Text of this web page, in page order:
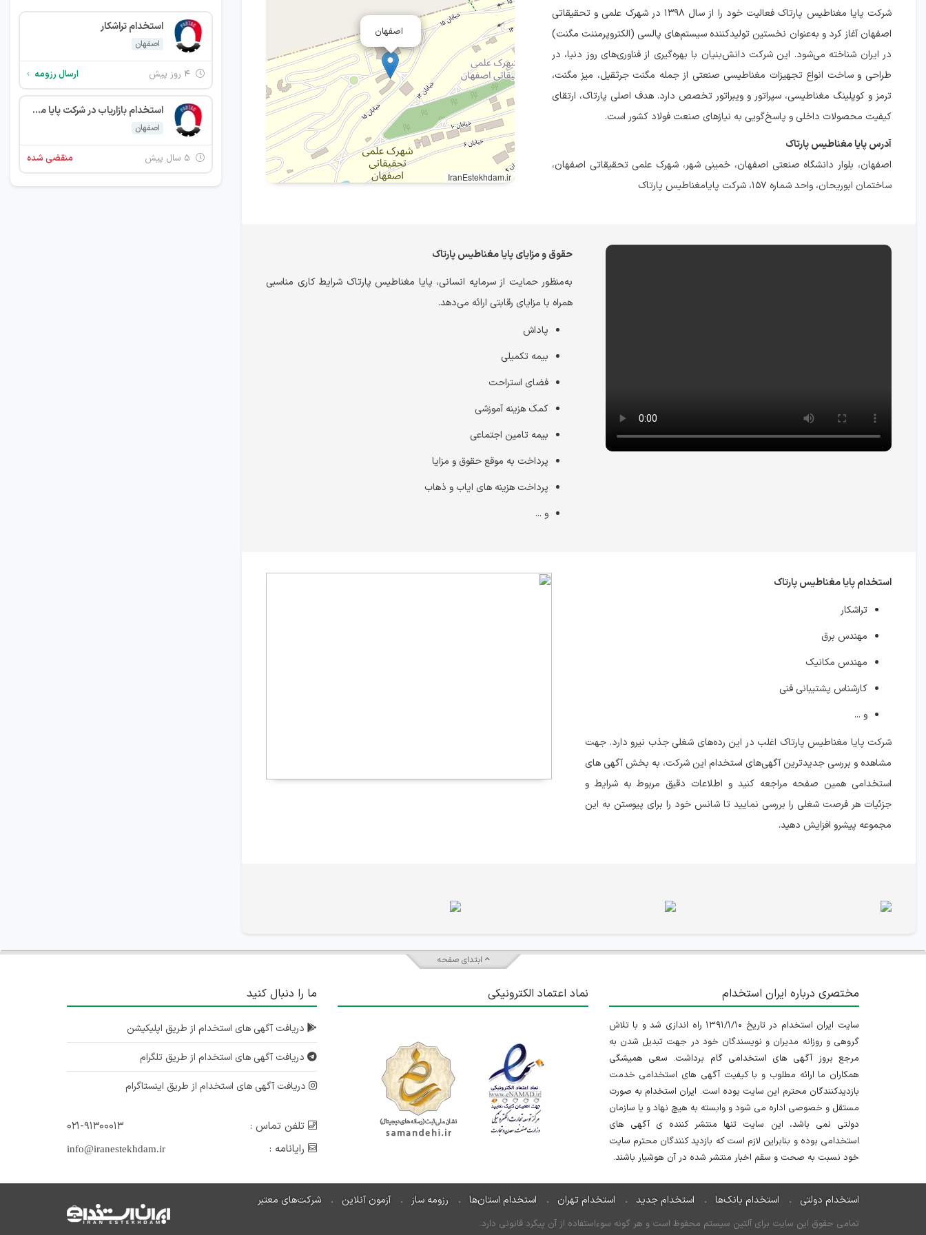
شرکت پایا مغناطیس پارتاک فعالیت خود را از سال ۱۳۹۸ در شهرک علمی و تحقیقاتی
اصفهان آغاز کرد و به‌عنوان نخستین تولیدکننده سیستم‌های پالسی (الکتروپرمننت مگنت)
در ایران شناخته می‌شود. این شرکت دانش‌بنیان با بهره‌گیری از فناوری‌های روز دنیا، در
طراحی و ساخت انواع تجهیزات مغناطیسی صنعتی از جمله مگنت جرثقیل، میز مگنت،
ترمز و کوپلینگ مغناطیسی، سپراتور و ویبراتور تخصص دارد. هدف اصلی پارتاک، ارتقای
کیفیت محصولات داخلی و پاسخ‌گویی به نیازهای صنعت فولاد کشور است.
آدرس پایا مغناطیس پارتاک
اصفهان، بلوار دانشگاه صنعتی اصفهان، خمینی شهر، شهرک علمی تحقیقاتی اصفهان،
ساختمان ابوریحان، واحد شماره ۱۵۷، شرکت پایامغناطیس پارتاک
اصفهان
IranEstekhdam.ir
حقوق و مزایای پایا مغناطیس پارتاک
به‌منظور حمایت از سرمایه انسانی، پایا مغناطیس پارتاک شرایط کاری مناسبی
همراه با مزایای رقابتی ارائه می‌دهد.
پاداش
بیمه تکمیلی
فضای استراحت
کمک هزینه آموزشی
بیمه تامین اجتماعی
پرداخت به موقع حقوق و مزایا
پرداخت هزینه های ایاب و ذهاب
و ...
استخدام پایا مغناطیس پارتاک
تراشکار
مهندس برق
مهندس مکانیک
کارشناس پشتیبانی فنی
و ...
شرکت پایا مغناطیس پارتاک اغلب در این رده‌های شغلی جذب نیرو دارد. جهت
مشاهده و بررسی جدیدترین آگهی‌های استخدام این شرکت، به بخش آگهی های
استخدامی همین صفحه مراجعه کنید و اطلاعات دقیق مربوط به شرایط و
جزئیات هر فرصت شغلی را بررسی نمایید تا شانس خود را برای پیوستن به این
مجموعه پیشرو افزایش دهید.
استخدام تراشکار
اصفهان
ارسال رزومه
استخدام بازاریاب در شرکت پایا مغناطیس پارتاک در اصفهان
اصفهان
منقضی شده
ابتدای صفحه
مختصری درباره ایران استخدام
سایت ایران استخدام در تاریخ ۱۳۹۱/۱/۱۰ راه اندازی شد و با تلاش
گروهی و روزانه مدیران و نویسندگان خود در جهت تبدیل شدن به
مرجع بروز آگهی های استخدامی گام برداشت. سعی همیشگی
همکاران ما ارائه مطلوب و با کیفیت آگهی های استخدامی خدمت
بازدیدکنندگان محترم این سایت بوده است. ایران استخدام به صورت
مستقل و خصوصی اداره می شود و وابسته به هیچ نهاد و یا سازمان
دولتی نمی باشد، این سایت تنها منتشر کننده ی آگهی های
استخدامی بوده و بنابراین لازم است که بازدید کنندگان محترم سایت
خود نسبت به صحت و سقم اخبار منتشر شده در آن هوشیار باشند.
نماد اعتماد الکترونیکی ما را دنبال کنید
دریافت آگهی های استخدام از طریق اپلیکیشن
دریافت آگهی های استخدام از طریق تلگرام
دریافت آگهی های استخدام از طریق اینستاگرام
تلفن تماس :
۰۲۱-۹۱۳۰۰۰۱۳
رایانامه :
info@iranestekhdam.ir
استخدام دولتی استخدام بانک‌ها استخدام جدید استخدام تهران استخدام استان‌ها رزومه ساز آزمون آنلاین شرکت‌های معتبر
تمامی حقوق این سایت برای آلتین سیستم محفوظ است و هر گونه سوءاستفاده از آن پیگرد قانونی دارد.